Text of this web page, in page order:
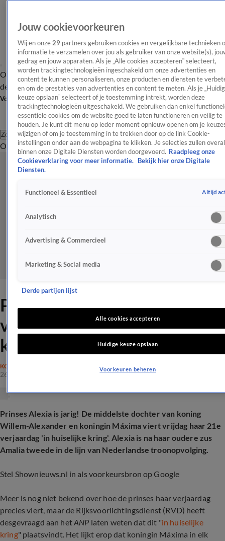
OverzichtAfleveringen Entertainment TV Algemeen
Tip
de redactieNieuwsbrief
Volg Shownieuws
Zoeken
OverzichtEntertainmentSpraakmakendRealityCrimeVideo's
Prinses Alexia viert 21e
verjaardag 'in huiselijke
kring'
KONINKLIJK HUIS
26 juni 2026, 09:21
Prinses Alexia is jarig! De middelste dochter van koning
Willem-Alexander en koningin Máxima viert vrijdag haar 21e
verjaardag 'in huiselijke kring'. Alexia is na haar oudere zus
Amalia tweede in de lijn van Nederlandse troonopvolging.
Stel Shownieuws.nl in als voorkeursbron op Google
Meer is nog niet bekend over hoe de prinses haar verjaardag
precies viert, maar de Rijksvoorlichtingsdienst (RVD) heeft
desgevraagd aan hetANP laten weten dat dit "in huiselijke
kring" plaatsvindt. Het lijkt erop dat koningin Máxima in elk
Jouw cookievoorkeuren
Wij en onze 29 partners gebruiken cookies en vergelijkbare technieken
informatie te verzamelen over jou als gebruiker van onze website(s),
gedrag en jouw apparaten. Als je „Alle cookies accepteren” selecteert,
worden trackingtechnologieën ingeschakeld om onze advertenties en
content te kunnen personaliseren, onze producten en diensten te
en om de prestaties van advertenties en content te meten. Als je
keuze opslaan” selecteert of je toestemming intrekt, worden deze
trackingtechnologieën uitgeschakeld. We gebruiken dan enkel
essentiële cookies om de website goed te laten functioneren en veilig te
houden. Je kunt dit menu op ieder moment opnieuw openen om je
wijzigen of om je toestemming in te trekken door op de link Cookie-
instellingen onder aan de webpagina te klikken. Je selecties zullen overal
binnen onze Digitale Diensten worden doorgevoerd. Raadpleeg onze
Cookieverklaring voor meer informatie.
Bekijk hier onze Digitale
Diensten.
Functioneel & Essentieel Altijd
Analytisch
Advertising & Commercieel
Marketing & Social media
Derde partijen lijst
Alle cookies accepteren
Huidige keuze opslaan
Voorkeuren beheren